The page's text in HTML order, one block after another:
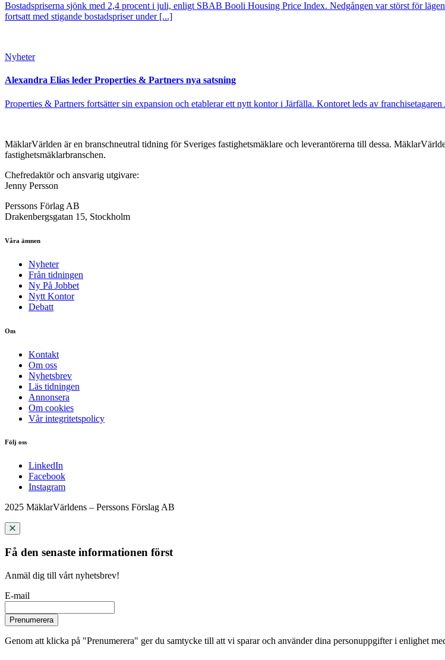
Bostadspriserna sjönk med 2,4 procent i juli, enligt SBAB Booli Housing Price Index. Nedgången var störst för
fortsatt med stigande bostadspriser under [...]
Nyheter
Alexandra Elias leder Properties & Partners nya satsning
Properties & Partners fortsätter sin expansion och etablerar ett nytt kontor i Järfälla. Kontoret leds av
MäklarVärlden är en branschneutral tidning för Sveriges fastighetsmäklare och leverantörerna till dessa.
fastighetsmäklarbranschen.
Chefredaktör och ansvarig utgivare:
Jenny Persson
Perssons Förlag AB
Drakenbergsgatan 15, Stockholm
Våra ämnen
Nyheter
Från tidningen
Ny På Jobbet
Nytt Kontor
Debatt
Om
Kontakt
Om oss
Nyhetsbrev
Läs tidningen
Annonsera
Om cookies
Vår integritetspolicy
Följ oss
LinkedIn
Facebook
Instagram
2025 MäklarVärldens – Perssons Förslag AB
Få den senaste informationen först
Anmäl dig till vårt nyhetsbrev!
E-mail
Prenumerera
Genom att klicka på "Prenumerera" ger du samtycke till att vi sparar och använder dina personuppgifter i enlighet